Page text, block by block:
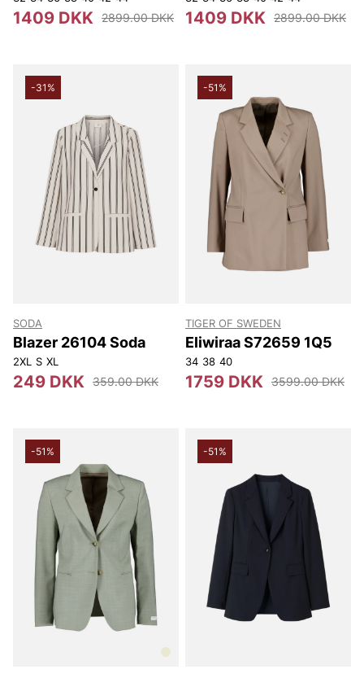
1409 DKK 2899.00 DKK 1409 DKK 2899.00 DKK
-31%
SODA
Blazer 26104 Soda
2XL S XL
249 DKK 359.00 DKK
-51%
TIGER OF SWEDEN
Eliwiraa S72659 1Q5
34 38 40
1759 DKK 3599.00 DKK
-51% -51%